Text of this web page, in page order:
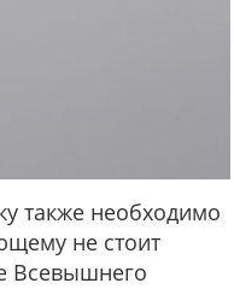
также необходимо
не стоит
Всевышнего